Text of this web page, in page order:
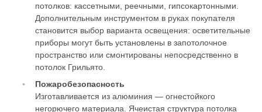
потолков: кассетными, реечными, гипсокартонными.
Дополнительным инструментом в руках покупателя
становится выбор варианта освещения: осветительные
приборы могут быть установлены в запотолочное
пространство или смонтированы непосредственно в
потолок Грильято.
Пожаробезопасность
Изготавливается из алюминия — огнестойкого
негорючего материала. Ячеистая структура потолка